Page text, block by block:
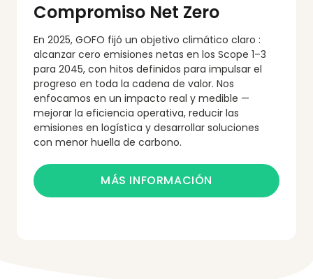
Compromiso Net Zero
En 2025, GOFO fijó un objetivo climático claro :
alcanzar cero emisiones netas en los Scope 1–3
para 2045, con hitos definidos para impulsar el
progreso en toda la cadena de valor. Nos
enfocamos en un impacto real y medible —
mejorar la eficiencia operativa, reducir las
emisiones en logística y desarrollar soluciones
con menor huella de carbono.
MÁS INFORMACIÓN
Recursos & Embalaje
Reducción de embalajes & eficiencia de
materiales
Plantación de árboles
Otras iniciativas medioambientales